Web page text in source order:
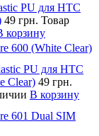
PU для HTC
49 грн. Товар
корзину
600 (White Clear)
PU для HTC
Clear) 49 грн.
В корзину
601 Dual SIM